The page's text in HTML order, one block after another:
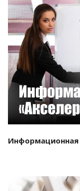
Информационная